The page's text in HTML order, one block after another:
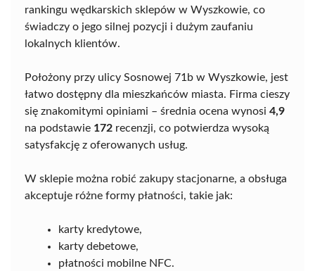
rankingu wędkarskich sklepów w Wyszkowie, co
świadczy o jego silnej pozycji i dużym zaufaniu
lokalnych klientów.
Położony przy ulicy Sosnowej 71b w Wyszkowie, jest
łatwo dostępny dla mieszkańców miasta. Firma cieszy
się znakomitymi opiniami – średnia ocena wynosi 4,9
na podstawie 172 recenzji, co potwierdza wysoką
satysfakcję z oferowanych usług.
W sklepie można robić zakupy stacjonarne, a obsługa
akceptuje różne formy płatności, takie jak:
karty kredytowe,
karty debetowe,
płatności mobilne NFC.